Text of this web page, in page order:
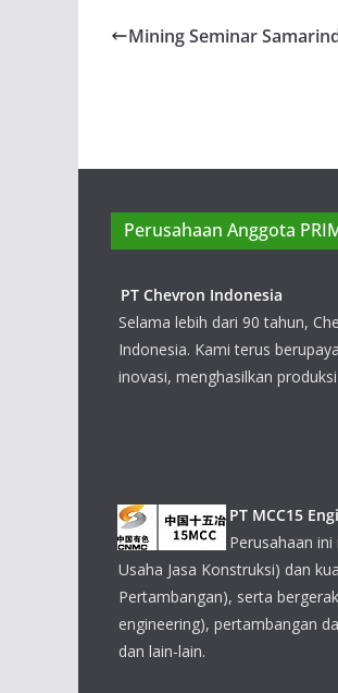
Mining Seminar
Perusahaan Anggota
PT Chevron
Selama lebih
energi
potensi energi
PT MCC15
Perusahaan
Usaha Jasa Konstruksi) dan
Pertambangan), serta
engineering), pertambangan
dan lain-lain.